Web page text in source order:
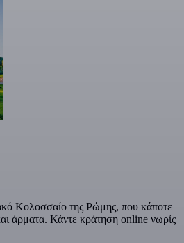
Κολοσσαίο της Ρώμης, που κάποτε
άρματα. Κάντε κράτηση online νωρίς